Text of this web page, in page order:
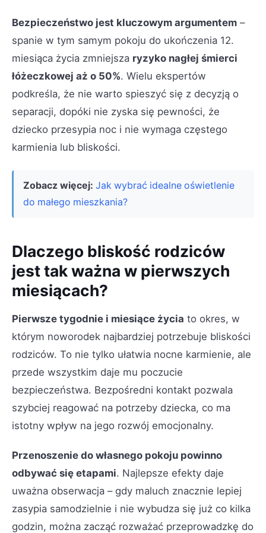
Bezpieczeństwo jest kluczowym argumentem –
spanie w tym samym pokoju do ukończenia 12.
miesiąca życia zmniejsza ryzyko nagłej śmierci
łóżeczkowej aż o 50%. Wielu ekspertów
podkreśla, że nie warto spieszyć się z decyzją o
separacji, dopóki nie zyska się pewności, że
dziecko przesypia noc i nie wymaga częstego
karmienia lub bliskości.
Zobacz więcej: Jak wybrać idealne oświetlenie
do małego mieszkania?
Dlaczego bliskość rodziców
jest tak ważna w pierwszych
miesiącach?
Pierwsze tygodnie i miesiące życia to okres, w
którym noworodek najbardziej potrzebuje bliskości
rodziców. To nie tylko ułatwia nocne karmienie, ale
przede wszystkim daje mu poczucie
bezpieczeństwa. Bezpośredni kontakt pozwala
szybciej reagować na potrzeby dziecka, co ma
istotny wpływ na jego rozwój emocjonalny.
Przenoszenie do własnego pokoju powinno
odbywać się etapami. Najlepsze efekty daje
uważna obserwacja – gdy maluch znacznie lepiej
zasypia samodzielnie i nie wybudza się już co kilka
godzin, można zacząć rozważać przeprowadzkę do